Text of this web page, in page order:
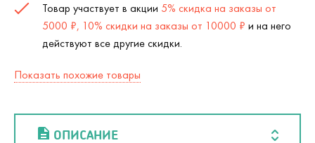
Товар участвует в акции 5% скидка на заказы от
5000 ₽, 10% скидки на заказы от 10000 ₽ и на него
действуют все другие скидки.
Показать похожие товары
ОПИСАНИЕ